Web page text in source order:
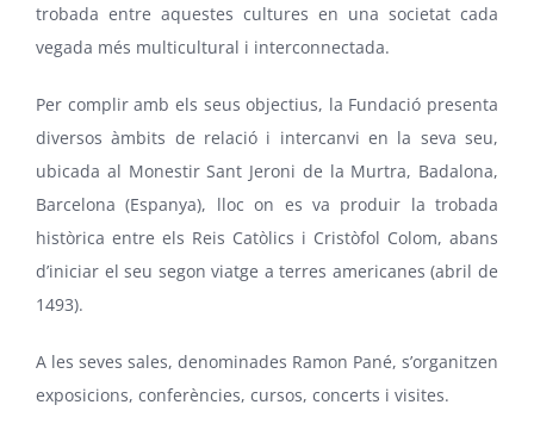
trobada entre aquestes cultures en una societat cada
vegada més multicultural i interconnectada.
Per complir amb els seus objectius, la Fundació presenta
diversos àmbits de relació i intercanvi en la seva seu,
ubicada al Monestir Sant Jeroni de la Murtra, Badalona,
Barcelona (Espanya), lloc on es va produir la trobada
històrica entre els Reis Catòlics i Cristòfol Colom, abans
d’iniciar el seu segon viatge a terres americanes (abril de
1493).
A les seves sales, denominades Ramon Pané, s’organitzen
exposicions, conferències, cursos, concerts i visites.